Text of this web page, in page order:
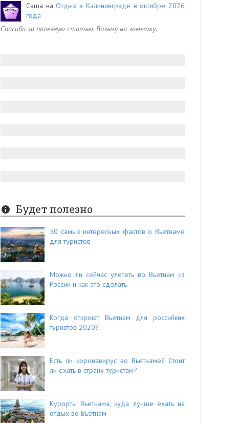
Саша наОтдых в Калининграде в октябре 2026
года
Спасибо за полезную статью. Возьму на заметку.
Будет полезно
50 самых интересных фактов о Вьетнаме
для туристов
Можно ли сейчас улететь во Вьетнам из
России и как это сделать
Когда откроют Вьетнам для российких
туристов 2020?
Есть ли коронавирус во Вьетнаме? Стоит
ли ехать в страну туристам?
Курорты Вьетнама, куда лучше ехать на
отдых во Вьетнам